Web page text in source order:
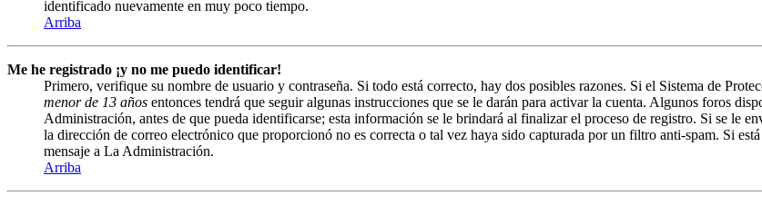
identificado nuevamente en muy poco tiempo.
Arriba
Me he registrado ¡y no me puedo identificar!
Primero, verifique su nombre de usuario y contraseña. Si todo está correcto, hay dos posibles razones. Si el Sistema de
menor de 13 años entonces tendrá que seguir algunas instrucciones que se le darán para activar la cuenta. Algunos foros
Administración, antes de que pueda identificarse; esta información se le brindará al finalizar el proceso de registro. Si se le
la dirección de correo electrónico que proporcionó no es correcta o tal vez haya sido capturada por un filtro anti-spam. Si
mensaje a La Administración.
Arriba